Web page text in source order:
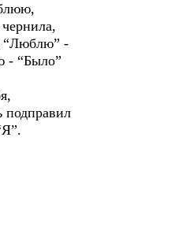
“Люблю” -
- “Было”